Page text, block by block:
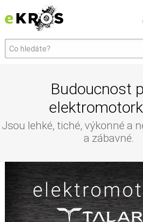
Budoucnost
Jsou lehké, tiché, výkonné a
a zábavné.